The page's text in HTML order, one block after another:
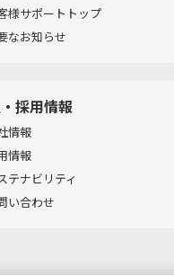
様サポートトップ
なお知らせ
採用情報
情報
情報
テナビリティ
い合わせ